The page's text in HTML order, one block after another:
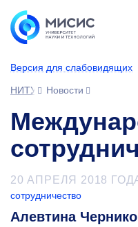
Версия для слабовидящих
НИТУ МИСИС
Новости
20 АПРЕЛЯ 2018
сотрудничество
Алевтина